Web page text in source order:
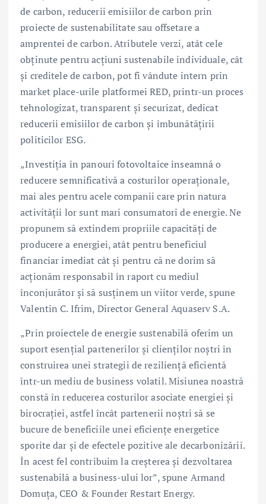
de carbon, reducerii emisiilor de carbon prin
proiecte de sustenabilitate sau offsetare a
amprentei de carbon. Atributele verzi, atât cele
obținute pentru acțiuni sustenabile individuale, cât
și creditele de carbon, pot fi vândute intern prin
market place-urile platformei RED, printr-un proces
tehnologizat, transparent și securizat, dedicat
reducerii emisiilor de carbon și îmbunătățirii
politicilor ESG.
„Investiția în panouri fotovoltaice înseamnă o
reducere semnificativă a costurilor operaționale,
mai ales pentru acele companii care prin natura
activității lor sunt mari consumatori de energie. Ne
propunem să extindem propriile capacități de
producere a energiei, atât pentru beneficiul
financiar imediat cât și pentru că ne dorim să
acționăm responsabil în raport cu mediul
înconjurător și să susținem un viitor verde, spune
Valentin C. Ifrim, Director General Aquaserv S.A.
„Prin proiectele de energie sustenabilă oferim un
suport esențial partenerilor și clienților noștri în
construirea unei strategii de reziliență eficientă
într-un mediu de business volatil. Misiunea noastră
constă în reducerea costurilor asociate energiei și
birocrației, astfel încât partenerii noștri să se
bucure de beneficiile unei eficiențe energetice
sporite dar și de efectele pozitive ale decarbonizării.
În acest fel contribuim la creșterea și dezvoltarea
sustenabilă a business-ului lor”, spune Armand
Domuța, CEO & Founder Restart Energy.